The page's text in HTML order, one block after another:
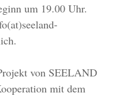
um 19.00 Uhr.
von SEELAND
mit dem